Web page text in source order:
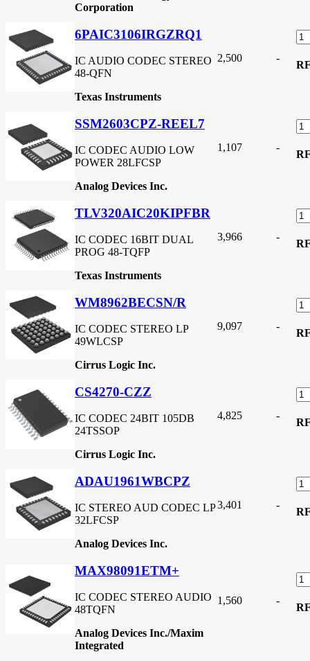
Corporation
6PAIC3106IRGZRQ1
IC AUDIO CODEC STEREO
48-QFN
Texas Instruments
2,500 -
SSM2603CPZ-REEL7
IC CODEC AUDIO LOW
POWER 28LFCSP
Analog Devices Inc.
1,107 -
TLV320AIC20KIPFBR
IC CODEC 16BIT DUAL
PROG 48-TQFP
Texas Instruments
3,966 -
WM8962BECSN/R
IC CODEC STEREO LP
49WLCSP
Cirrus Logic Inc.
9,097 -
CS4270-CZZ
IC CODEC 24BIT 105DB
24TSSOP
Cirrus Logic Inc.
4,825 -
ADAU1961WBCPZ
IC STEREO AUD CODEC LP
32LFCSP
Analog Devices Inc.
3,401 -
MAX98091ETM+
IC CODEC STEREO AUDIO
48TQFN
Analog Devices Inc./Maxim
Integrated
1,560 -